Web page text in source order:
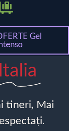
Gel
Italia
tineri, Mai